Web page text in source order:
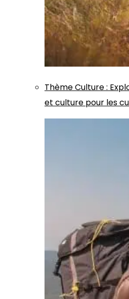
ThèmeCulture:
et culture pour les